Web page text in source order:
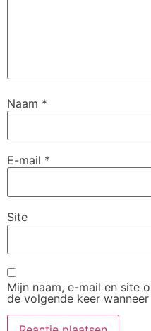
Naam *
E-mail *
Site
Mijn naam, e-mail en site
de volgende keer